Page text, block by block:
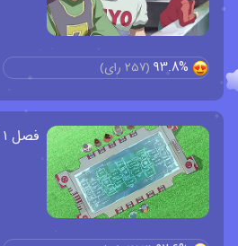
93.8%
(
257 رای)
فصل ۱ قسمت ۵